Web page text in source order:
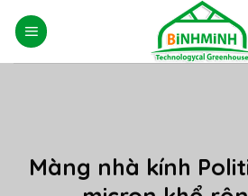
Skip
content
Màng nhà kính